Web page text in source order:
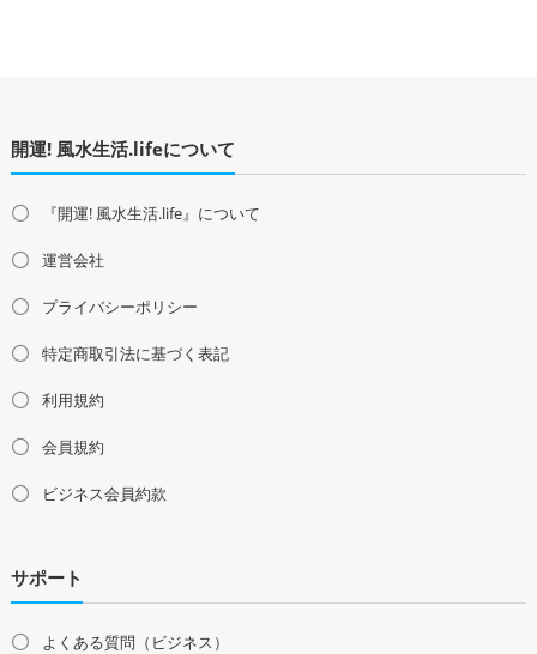
開運! 風水生活.lifeについて
『開運! 風水生活.life』について
運営会社
プライバシーポリシー
特定商取引法に基づく表記
利用規約
会員規約
ビジネス会員約款
サポート
よくある質問（ビジネス）